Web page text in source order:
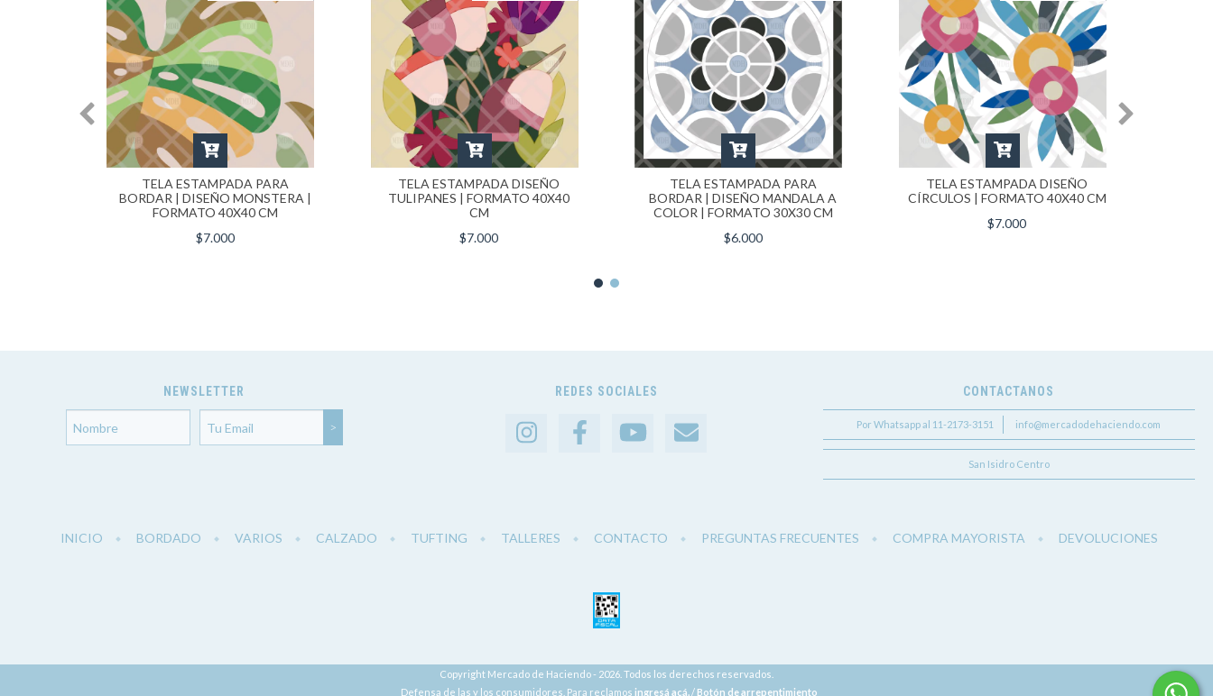
TELA ESTAMPADA PARA
BORDAR | DISEÑO MONSTERA |
FORMATO 40X40 CM
$7.000
TELA ESTAMPADA DISEÑO
TULIPANES | FORMATO 40X40
CM
$7.000
TELA ESTAMPADA PARA
BORDAR | DISEÑO MANDALA A
COLOR | FORMATO 30X30 CM
$6.000
TELA ESTAMPADA DISEÑO
CÍRCULOS | FORMATO 40X40 CM
$7.000
NEWSLETTER REDES SOCIALES CONTACTANOS
Por Whatsapp al 11-2173-3151 info@mercadodehaciendo.com
San Isidro Centro
INICIO BORDADO VARIOS CALZADO TUFTING TALLERES CONTACTO PREGUNTAS FRECUENTES COMPRA MAYORISTA DEVOLUCIONES
Copyright Mercado de Haciendo - 2026. Todos los derechos reservados.
Defensa de las y los consumidores. Para reclamos ingresá acá./Botón de arrepentimiento